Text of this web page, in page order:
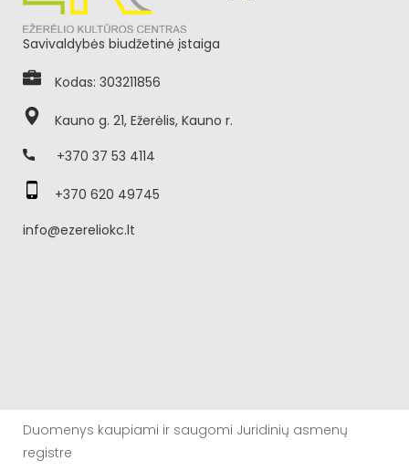
Savivaldybės biudžetinė įstaiga
Kodas: 303211856
Kauno g. 21, Ežerėlis, Kauno r.
+370 37 53 4114
+370 620 49745
info@ezereliokc.lt
Duomenys kaupiami ir saugomi Juridinių asmenų
registre